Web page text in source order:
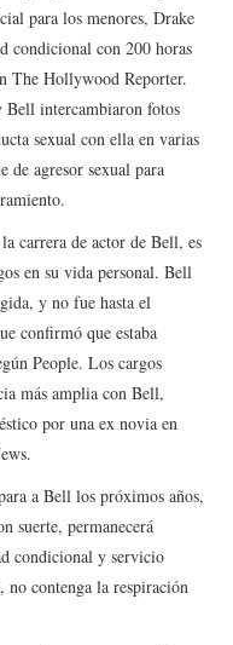
para los menores, Drake
condicional con 200 horas
The Hollywood Reporter.
intercambiaron fotos
sexual con ella en varias
de agresor sexual para
carrera de actor de Bell, es
en su vida personal. Bell
y no fue hasta el
confirmó que estaba
People. Los cargos
más amplia con Bell,
por una ex novia en
a Bell los próximos años,
suerte, permanecerá
condicional y servicio
no contenga la respiración